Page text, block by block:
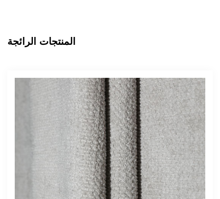
المنتجات الرائجة